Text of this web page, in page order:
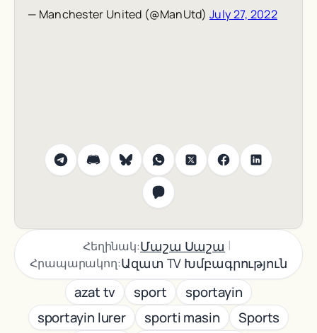
— Manchester United (@ManUtd)July 27, 2022
Հեղինակ:Մաշա Սաշա |
Հրապարակող:Ազատ TV Խմբագրություն
azat tv sport
sportayin
sportayin lurer
sporti masin
Sports